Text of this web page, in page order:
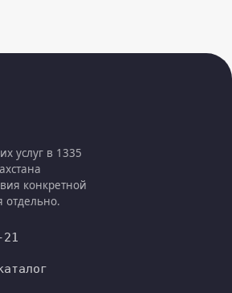
услуг в 1335
конкретной
отдельно.